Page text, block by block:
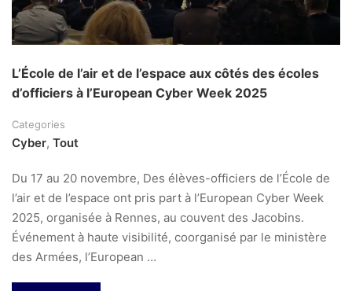
L’École de l’air et de l’espace aux côtés des écoles
d’officiers à l’European Cyber Week 2025
Categories
Cyber, Tout
Du 17 au 20 novembre, Des élèves-officiers de l’École de
l’air et de l’espace ont pris part à l’European Cyber Week
2025, organisée à Rennes, au couvent des Jacobins.
Événement à haute visibilité, coorganisé par le ministère
des Armées, l’European …